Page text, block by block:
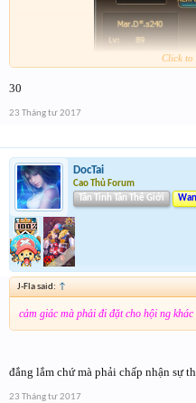
Click to
30
23 Tháng tư 2017
DocTai
Cao Thủ Forum
Tân Tinh Tân Thế Giới
J-Fla said: ↑
cảm giác mà phải đi đặt cho hội ng
đắng lắm chứ mà phải chấp nhận sự
23 Tháng tư 2017